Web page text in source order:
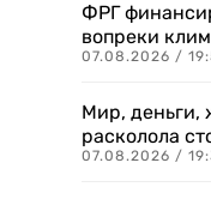
ФРГ
вопреки
07.08.2026 /
Мир, деньги,
расколола
07.08.2026 /